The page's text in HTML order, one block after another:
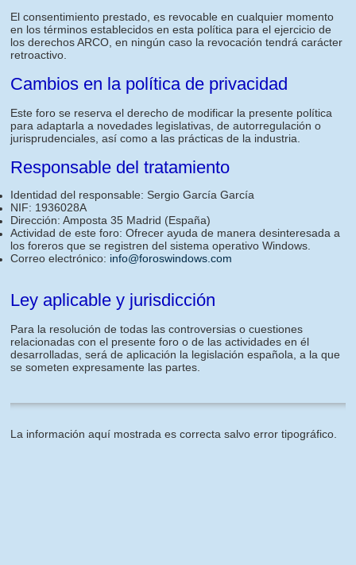
El consentimiento prestado, es revocable en cualquier momento
en los términos establecidos en esta política para el ejercicio de
los derechos ARCO, en ningún caso la revocación tendrá carácter
retroactivo.
Cambios en la política de privacidad
Este foro se reserva el derecho de modificar la presente política
para adaptarla a novedades legislativas, de autorregulación o
jurisprudenciales, así como a las prácticas de la industria.
Responsable del tratamiento
Identidad del responsable: Sergio García García
NIF: 1936028A
Dirección: Amposta 35 Madrid (España)
Actividad de este foro: Ofrecer ayuda de manera desinteresada a
los foreros que se registren del sistema operativo Windows.
Correo electrónico: info@foroswindows.com
Ley aplicable y jurisdicción
Para la resolución de todas las controversias o cuestiones
relacionadas con el presente foro o de las actividades en él
desarrolladas, será de aplicación la legislación española, a la que
se someten expresamente las partes.
La información aquí mostrada es correcta salvo error tipográfico.